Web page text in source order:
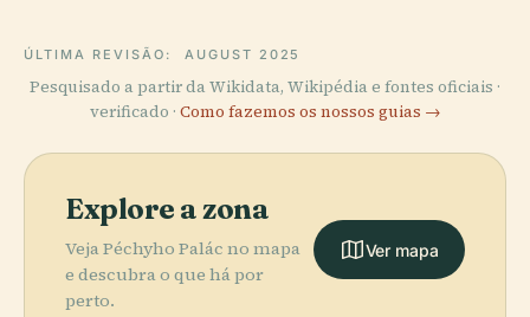
ÚLTIMA REVISÃO: AUGUST 2025
Pesquisado a partir da Wikidata, Wikipédia e fontes oficiais ·
verificado · Como fazemos os nossos guias →
Explore a zona
Veja Péchyho Palác no mapa
e descubra o que há por
perto.
Ver mapa